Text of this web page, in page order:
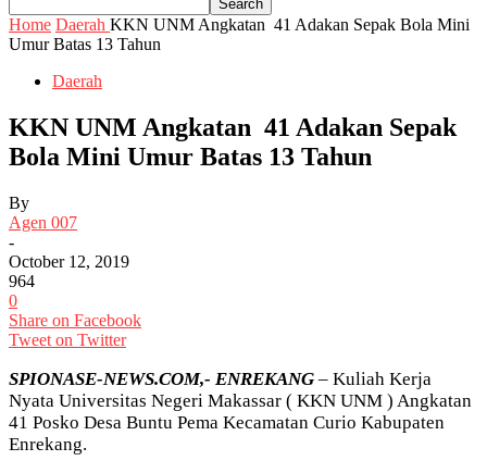
Home Daerah KKN UNM Angkatan 41 Adakan Sepak Bola Mini
Umur Batas 13 Tahun
Daerah
KKN UNM Angkatan 41 Adakan Sepak
Bola Mini Umur Batas 13 Tahun
By
Agen 007
-
October 12, 2019
964
0
Share on Facebook
Tweet on Twitter
SPIONASE-NEWS.COM,- ENREKANG – Kuliah Kerja
Nyata Universitas Negeri Makassar ( KKN UNM ) Angkatan
41 Posko Desa Buntu Pema Kecamatan Curio Kabupaten
Enrekang.